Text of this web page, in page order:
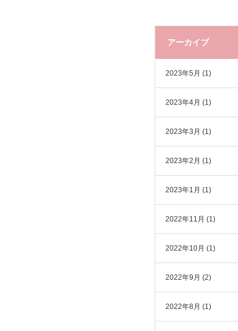
アーカイブ
2023年5月 (1)
2023年4月 (1)
2023年3月 (1)
2023年2月 (1)
2023年1月 (1)
2022年11月 (1)
2022年10月 (1)
2022年9月 (2)
2022年8月 (1)